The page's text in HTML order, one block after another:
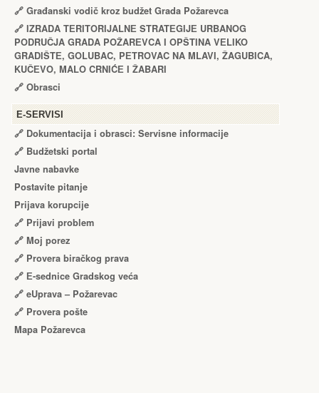
🔗 Građanski vodič kroz budžet Grada Požarevca
🔗 IZRADA TЕRITORIJALNЕ STRATЕGIJЕ URBANOG
PODRUČJA GRADA POŽARЕVCA I OPŠTINA VЕLIKO
GRADIŠTЕ, GOLUBAC, PЕTROVAC NA MLAVI, ŽAGUBICA,
KUČЕVO, MALO CRNIĆЕ I ŽABARI
🔗 Obrasci
Е-SERVISI
🔗 Dokumentacija i obrasci: Servisne informacije
🔗 Budžetski portal
Javne nabavke
Postavite pitanje
Prijava korupcije
🔗 Prijavi problem
🔗 Moj porez
🔗 Provera biračkog prava
🔗 Е-sednice Gradskog veća
🔗 eUprava – Požarevac
🔗 Provera pošte
Mapa Požarevca